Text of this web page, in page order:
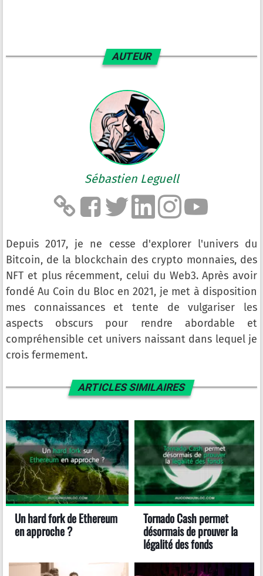
AUTEUR
Sébastien Leguell
Depuis 2017, je ne cesse d'explorer l'univers du
Bitcoin, de la blockchain des crypto monnaies, des
NFT et plus récemment, celui du Web3. Après avoir
fondé Au Coin du Bloc en 2021, je met à disposition
mes connaissances et tente de vulgariser les
aspects obscurs pour rendre abordable et
compréhensible cet univers naissant dans lequel je
crois fermement.
ARTICLES SIMILAIRES
Un hard fork de Ethereum
en approche ?
Tornado Cash permet
désormais de prouver la
légalité des fonds